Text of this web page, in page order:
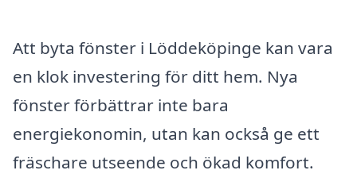
Att byta fönster i Löddeköpinge kan vara
en klok investering för ditt hem. Nya
fönster förbättrar inte bara
energiekonomin, utan kan också ge ett
fräschare utseende och ökad komfort.